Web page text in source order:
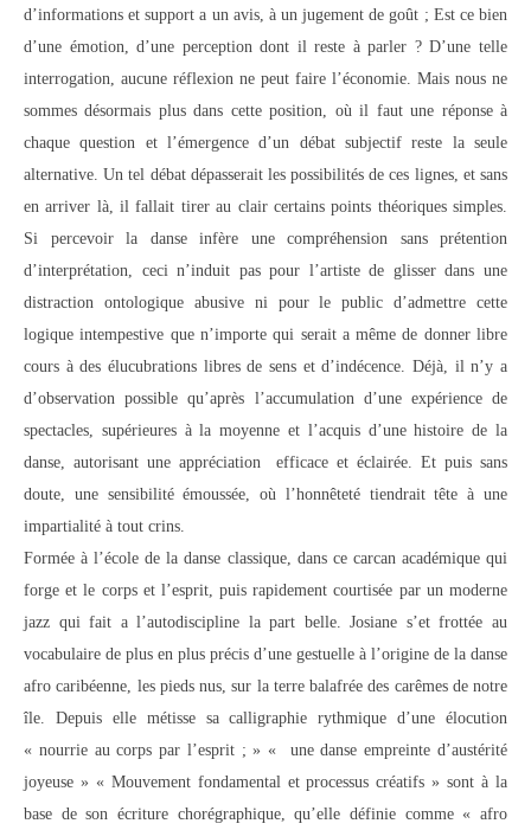
d’informations et support a un avis, à un jugement de goût ; Est ce bien
d’une émotion, d’une perception dont il reste à parler ? D’une telle
interrogation, aucune réflexion ne peut faire l’économie. Mais nous ne
sommes désormais plus dans cette position, où il faut une réponse à
chaque question et l’émergence d’un débat subjectif reste la seule
alternative. Un tel débat dépasserait les possibilités de ces lignes, et sans
en arriver là, il fallait tirer au clair certains points théoriques simples.
Si percevoir la danse infère une compréhension sans prétention
d’interprétation, ceci n’induit pas pour l’artiste de glisser dans une
distraction ontologique abusive ni pour le public d’admettre cette
logique intempestive que n’importe qui serait a même de donner libre
cours à des élucubrations libres de sens et d’indécence. Déjà, il n’y a
d’observation possible qu’après l’accumulation d’une expérience de
spectacles, supérieures à la moyenne et l’acquis d’une histoire de la
danse, autorisant une appréciation efficace et éclairée. Et puis sans
doute, une sensibilité émoussée, où l’honnêteté tiendrait tête à une
impartialité à tout crins.
Formée à l’école de la danse classique, dans ce carcan académique qui
forge et le corps et l’esprit, puis rapidement courtisée par un moderne
jazz qui fait a l’autodiscipline la part belle. Josiane s’et frottée au
vocabulaire de plus en plus précis d’une gestuelle à l’origine de la danse
afro caribéenne, les pieds nus, sur la terre balafrée des carêmes de notre
île. Depuis elle métisse sa calligraphie rythmique d’une élocution
« nourrie au corps par l’esprit ; » « une danse empreinte d’austérité
joyeuse » « Mouvement fondamental et processus créatifs » sont à la
base de son écriture chorégraphique, qu’elle définie comme « afro